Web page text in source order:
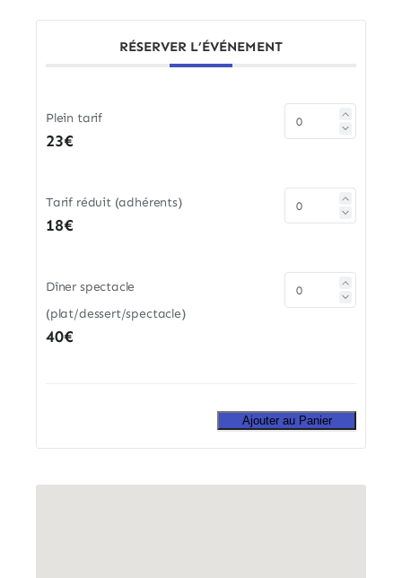
RÉSERVER L’ÉVÉNEMENT
Plein tarif
23€
Tarif réduit (adhérents)
18€
Dîner spectacle
(plat/dessert/spectacle)
40€
Ajouter au Panier